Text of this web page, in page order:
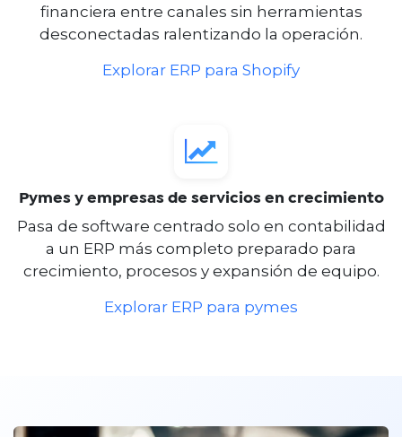
financiera entre canales sin herramientas
desconectadas ralentizando la operación.
Explorar ERP para Shopify
Pymes y empresas de servicios en crecimiento
Pasa de software centrado solo en contabilidad
a un ERP más completo preparado para
crecimiento, procesos y expansión de equipo.
Explorar ERP para pymes